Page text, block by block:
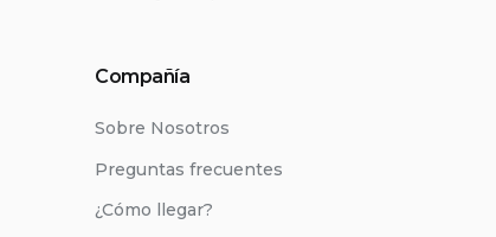
Compañía
Sobre Nosotros
Preguntas frecuentes
¿Cómo llegar?